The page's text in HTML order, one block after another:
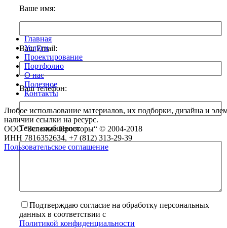
Ваше имя:
Ваш Email:
Ваш телефон:
Текст сообщения:
Подтверждаю согласие на обработку персональных
данных в соответствии с
Политикой конфиденциальности
Главная
Услуги
Проектирование
Портфолио
О нас
Полезное
Контакты
Любое использование материалов, их подборки, дизайна и
наличии ссылки на ресурс.
ООО “Зеленые Просторы“ © 2004-2018
ИНН 7816352634, +7 (812) 313-29-39
Пользовательское соглашение